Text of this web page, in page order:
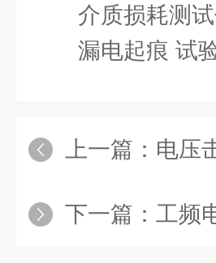
介质损耗测
漏电起痕 试
上一篇： 电压
下一篇： 工频电